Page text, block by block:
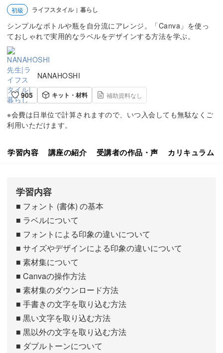
初級 ライフスタイル | 暮らし
シンプルなボトルや瓶を自分流にアレンジ。「Canva」を使っ
ておしゃれで実用的なラベルをデザインする方法を学ぶ。
NANAHOSHI
905
キット・材料 補助資料なし
※会費は日単位で計算されますので、いつ入会しても無駄なくご
利用いただけます。
学習内容 講座の紹介 受講者の作品・声 カリキュラム
学習内容
■ フォント (書体) の基本
■ ラベルについて
■ フォントによる印象の違いについて
■ サイズやデザインによる印象の違いについて
■ 素材集について
■ Canvaの操作方法
■ 素材集のダウンロード方法
■ 手書きの文字を取り込む方法
■ 黒い文字を取り込む方法
■ 黒以外の文字を取り込む方法
■ ダブルトーンについて